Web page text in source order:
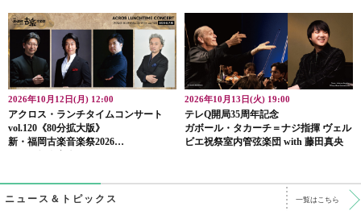
2026年10月12日(月) 12:00
アクロス・ランチタイムコンサート
vol.120《80分拡大版》
新・福岡古楽音楽祭2026
2026年10月13日(火) 19:00
テレQ開局35周年記念
ガボール・タカーチ＝ナジ指揮 ヴェル
ビエ祝祭室内管弦楽団 with 藤田真央
ニュース＆トピックス 一覧はこちら